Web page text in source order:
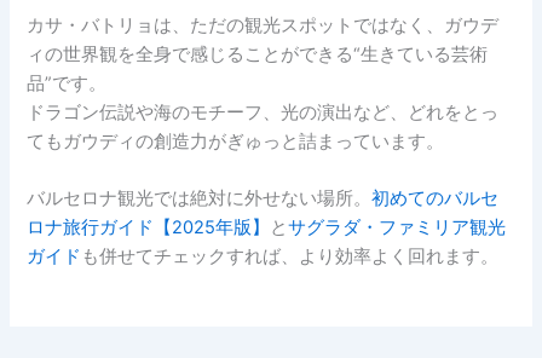
カサ・バトリョは、ただの観光スポットではなく、ガウデ
ィの世界観を全身で感じることができる“生きている芸術
品”です。
ドラゴン伝説や海のモチーフ、光の演出など、どれをとっ
てもガウディの創造力がぎゅっと詰まっています。
バルセロナ観光では絶対に外せない場所。初めてのバルセ
ロナ旅行ガイド【2025年版】 とサグラダ・ファミリア観光
ガイド も併せてチェックすれば、より効率よく回れます。